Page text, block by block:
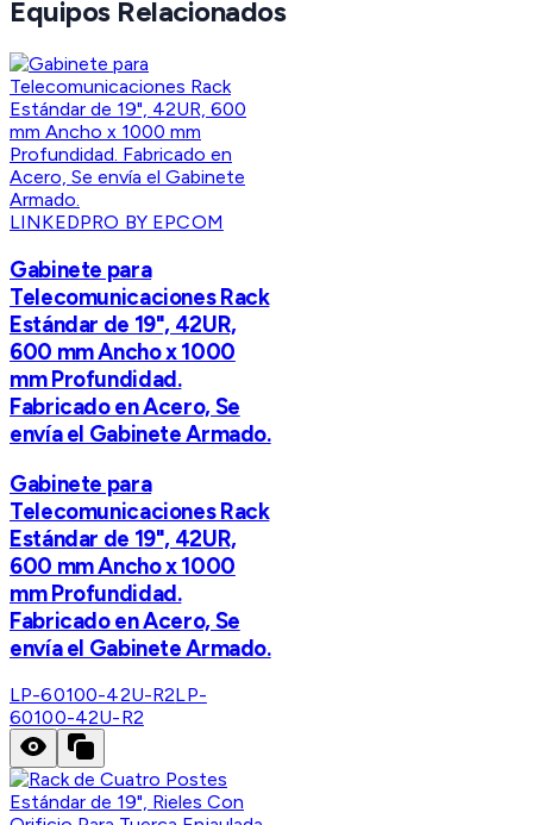
Equipos Relacionados
LINKEDPRO BY EPCOM
Gabinete para
Telecomunicaciones Rack
Estándar de 19", 42UR,
600 mm Ancho x 1000
mm Profundidad.
Fabricado en Acero, Se
envía el Gabinete Armado.
Gabinete para
Telecomunicaciones Rack
Estándar de 19", 42UR,
600 mm Ancho x 1000
mm Profundidad.
Fabricado en Acero, Se
envía el Gabinete Armado.
LP-60100-42U-R2LP-
60100-42U-R2